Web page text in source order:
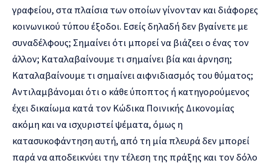
γραφείου, στα πλαίσια των οποίων γίνονταν και διάφορες
κοινωνικού τύπου έξοδοι. Εσείς δηλαδή δεν βγαίνετε με
συναδέλφους; Σημαίνει ότι μπορεί να βιάζεει ο ένας τον
άλλον; Καταλαβαίνουμε τι σημαίνει βία και άρνηση;
Καταλαβαίνουμε τι σημαίνει αιφνιδιασμός του θύματος;
Αντιλαμβάνομαι ότι ο κάθε ύποπτος ή κατηγορούμενος
έχει δικαίωμα κατά τον Κώδικα Ποινικής Δικονομίας
ακόμη και να ισχυριστεί ψέματα, όμως η
κατασυκοφάντηση αυτή, από τη μία πλευρά δεν μπορεί
παρά να αποδεικνύει την τέλεση της πράξης και τον δόλο